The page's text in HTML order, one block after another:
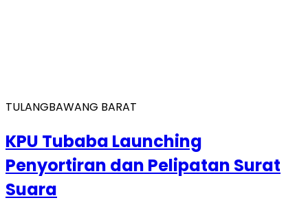
TULANGBAWANG BARAT
KPU Tubaba Launching
Penyortiran dan Pelipatan Surat
Suara